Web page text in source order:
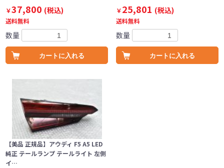
￥37,800 (税込)
送料無料
数量
カートに入れる
￥25,801 (税込)
送料無料
数量
カートに入れる
【美品 正規品】アウディ F5 A5 LED
純正 テールランプ テールライト 左側
イ…